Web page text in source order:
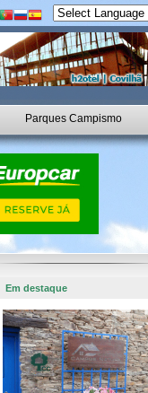
Parques Campismo
Em destaque